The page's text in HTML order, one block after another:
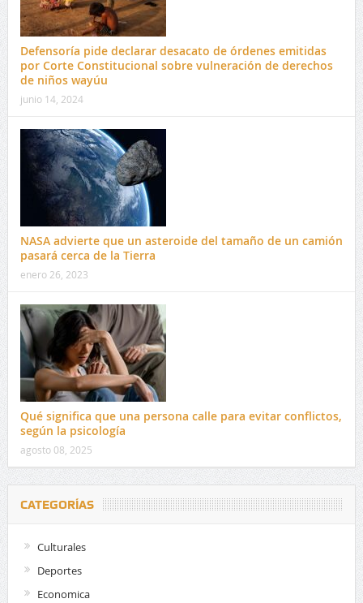
Defensoría pide declarar desacato de órdenes emitidas
por Corte Constitucional sobre vulneración de derechos
de niños wayúu
junio 14, 2024
NASA advierte que un asteroide del tamaño de un camión
pasará cerca de la Tierra
enero 26, 2023
Qué significa que una persona calle para evitar conflictos,
según la psicología
agosto 08, 2025
CATEGORÍAS
Culturales
Deportes
Economica